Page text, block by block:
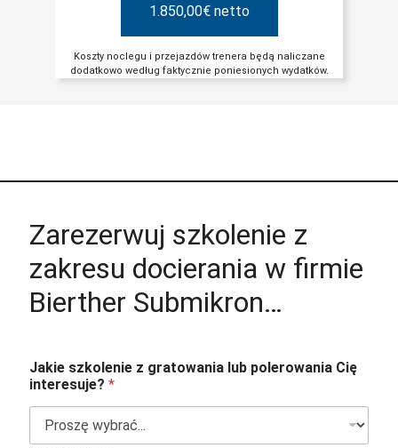
1.850,00€ netto
Koszty noclegu i przejazdów trenera będą naliczane
dodatkowo według faktycznie poniesionych wydatków.
Zarezerwuj szkolenie z
zakresu docierania w firmie
Bierther Submikron…
Jakie szkolenie z gratowania lub polerowania Cię
interesuje? *